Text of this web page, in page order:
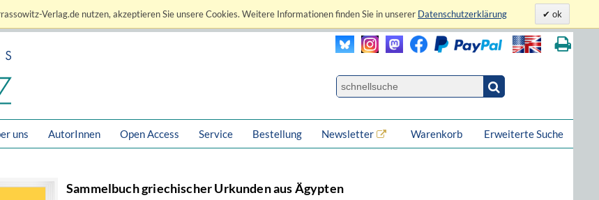
Verlag.de nutzen, akzeptieren Sie unsere Cookies. Weitere Informationen finden Sie in unserer Datenschutzerklärung ok
uns AutorInnen Open Access Service Bestellung Newsletter Erweiterte Suche
Warenkorb
Sammelbuch griechischer Urkunden aus Ägypten